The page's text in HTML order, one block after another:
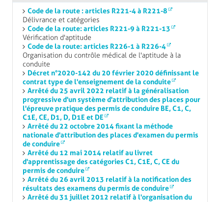
Il s'agit d'unenvoi sécurisé, avecremise en main
propre contre signature
L'adresseque vous indiquez lors de la procédure
en ligne doit êtrela plus complète possible
(numéro de bâtiment, numéro d'appartement,
numéro de boite à lettres, étage, couloir, escalier,
"résidant chez",...).
Votreboite aux lettresdoit présenter lenom et
prénomde la personne qui reçoit le courrier.
Si vous êtes absentlors du passage du facteur,
vous devezaller à la Poste dans les15 jours
votre avis de passage ou avec le numéro de la
Lettre Expert.
Si vous n'avez pas pu aller à la Poste dans les 15
jours, vous n'avez rien à faire.
Votre permis va vous être envoyé.
Code de la route : articles R221-4 à R221-8
Délivrance et catégories
Code de la route : articles R221-9 à R221-13
Vérification d'aptitude
Code de la route : articles R226-1 à R226-4
Organisation du contrôle médical de l'aptitude à la
conduite
Décret n°2020-142 du 20 février 2020 définissant le
contrat type de l'enseignement de la conduite
Arrêté du 25 avril 2022 relatif à la généralisation
progressive d'un système d'attribution des places pour
l'épreuve pratique des permis de conduire BE, C1, C,
C1E, CE, D1, D, D1E et DE
Arrêté du 22 octobre 2014 fixant la méthode
nationale d'attribution des places d'examen du permis
de conduire
Arrêté du 12 mai 2014 relatif au livret
d'apprentissage des catégories C1, C1E, C, CE du
permis de conduire
Arrêté du 26 avril 2013 relatif à la notification des
résultats des examens du permis de conduire
Arrêté du 31 juillet 2012 relatif à l'organisation du